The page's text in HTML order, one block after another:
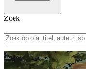
Zoek